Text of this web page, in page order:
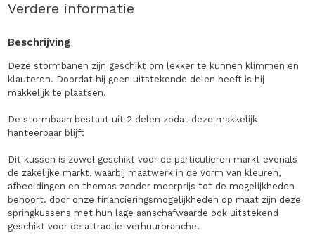
Verdere informatie
Beschrijving
Deze stormbanen zijn geschikt om lekker te kunnen klimmen en
klauteren. Doordat hij geen uitstekende delen heeft is hij
makkelijk te plaatsen.
De stormbaan bestaat uit 2 delen zodat deze makkelijk
hanteerbaar blijft
Dit kussen is zowel geschikt voor de particulieren markt evenals
de zakelijke markt, waarbij maatwerk in de vorm van kleuren,
afbeeldingen en themas zonder meerprijs tot de mogelijkheden
behoort. door onze financieringsmogelijkheden op maat zijn deze
springkussens met hun lage aanschafwaarde ook uitstekend
geschikt voor de attractie-verhuurbranche.